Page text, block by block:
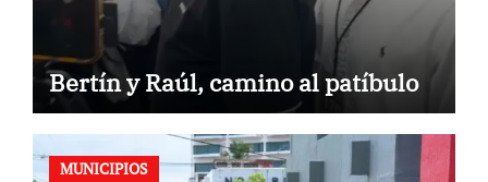
Bertín y Raúl, camino al patíbulo
MUNICIPIOS